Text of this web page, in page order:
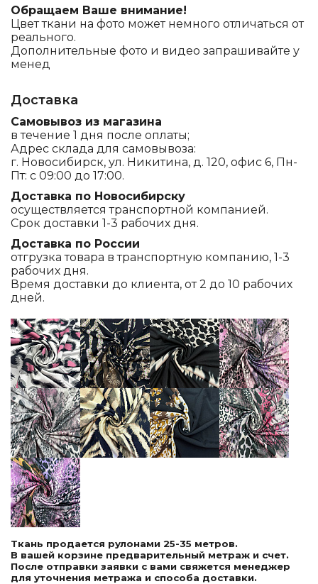
Обращаем Ваше внимание!
Цвет ткани на фото может немного отличаться от
реального.
Дополнительные фото и видео запрашивайте у
менед
Доставка
Самовывоз из магазина
в течение 1 дня после оплаты;
Адрес склада для самовывоза:
г. Новосибирск, ул. Никитина, д. 120, офис 6, Пн-
Пт: с 09:00 до 17:00.
Доставка по Новосибирску
осуществляется транспортной компанией.
Срок доставки 1-3 рабочих дня.
Доставка по России
отгрузка товара в транспортную компанию, 1-3
рабочих дня.
Время доставки до клиента, от 2 до 10 рабочих
дней.
Ткань продается рулонами 25-35 метров.
В вашей корзине предварительный метраж и счет.
После отправки заявки с вами свяжется менеджер
для уточнения метража и способа доставки.